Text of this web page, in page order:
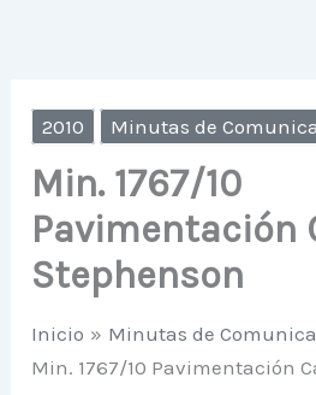
2010 Minutas de
Min. 1767/10
Pavimentación
Stephenson
Inicio
Minutas de
Min. 1767/10 Pavimentación